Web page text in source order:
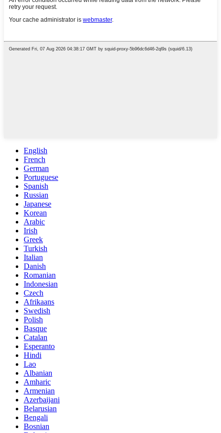
English
French
German
Portuguese
Spanish
Russian
Japanese
Korean
Arabic
Irish
Greek
Turkish
Italian
Danish
Romanian
Indonesian
Czech
Afrikaans
Swedish
Polish
Basque
Catalan
Esperanto
Hindi
Lao
Albanian
Amharic
Armenian
Azerbaijani
Belarusian
Bengali
Bosnian